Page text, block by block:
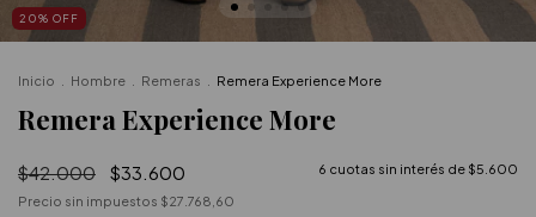
20% OFF
Inicio Hombre Remeras Remera Experience More
Remera Experience More
$42.000 $33.600 6 cuotas sin interés de $5.600
Precio sin impuestos $27.768,60